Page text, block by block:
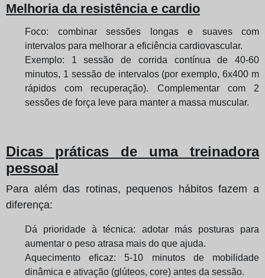
Melhoria da resistência e cardio
Foco: combinar sessões longas e suaves com
intervalos para melhorar a eficiência cardiovascular.
Exemplo: 1 sessão de corrida contínua de 40-60
minutos, 1 sessão de intervalos (por exemplo, 6x400 m
rápidos com recuperação). Complementar com 2
sessões de força leve para manter a massa muscular.
Dicas práticas de uma treinadora
pessoal
Para além das rotinas, pequenos hábitos fazem a
diferença:
Dá prioridade à técnica: adotar más posturas para
aumentar o peso atrasa mais do que ajuda.
Aquecimento eficaz: 5-10 minutos de mobilidade
dinâmica e ativação (glúteos, core) antes da sessão.